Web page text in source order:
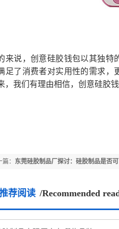
来说，创意硅胶钱包以其独特
足了消费者对实用性的需求，
，我们有理由相信，创意硅胶
篇： 东莞硅胶制品厂探讨：硅胶制品是否
荐阅读 /Recommended